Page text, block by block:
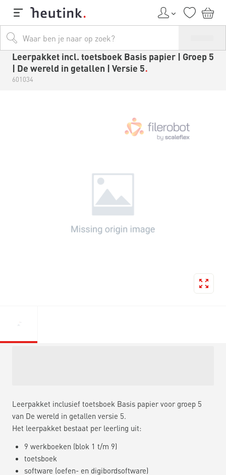
Leerpakket incl. toetsboek Basis papier | Groep 5
| De wereld in getallen | Versie 5
601034
Leerpakket inclusief toetsboek Basis papier voor groep 5
van De wereld in getallen versie 5.
Het leerpakket bestaat per leerling uit:
9 werkboeken (blok 1 t/m 9)
toetsboek
software (oefen- en digibordsoftware)